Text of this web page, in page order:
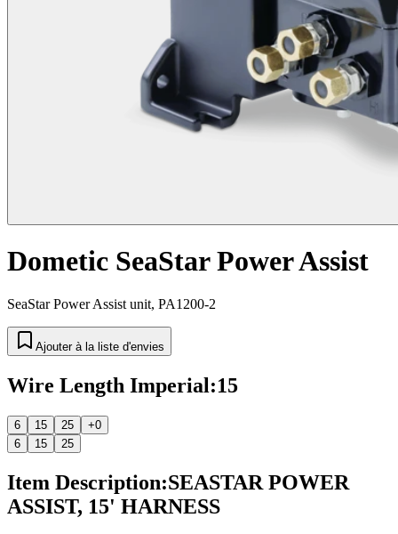
Dometic SeaStar Power Assist
SeaStar Power Assist unit, PA1200-2
Ajouter à la liste d'envies
Wire Length Imperial:15
6 15 25
+0
6
15 25
Item Description:SEASTAR POWER
ASSIST, 15' HARNESS